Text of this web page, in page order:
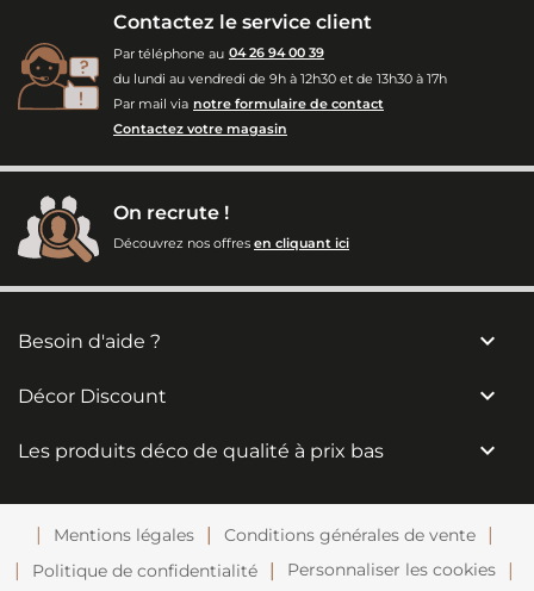
Contactez le service client
Par téléphone au 04 26 94 00 39
du lundi au vendredi de 9h à 12h30 et de 13h30 à 17h
Par mail via notre formulaire de contact
Contactez votre magasin
On recrute !
Découvrez nos offres en cliquant ici
Besoin d'aide ? 
Décor Discount 
Les produits déco de qualité à prix bas 
Mentions légales
Conditions générales de vente
Politique de confidentialité
Personnaliser les cookies